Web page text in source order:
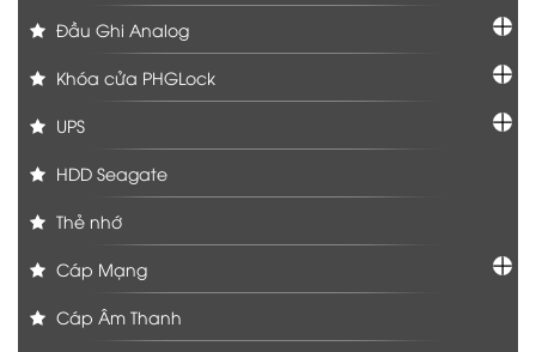
Đầu Ghi Analog
Khóa cửa PHGLock
UPS
HDD Seagate
Thẻ nhớ
Cáp Mạng
Cáp Âm Thanh